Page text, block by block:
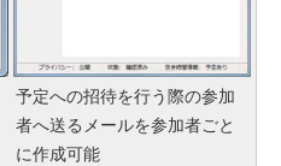
予定への招待を行う際の参加
者へ送るメールを参加者ごと
に作成可能